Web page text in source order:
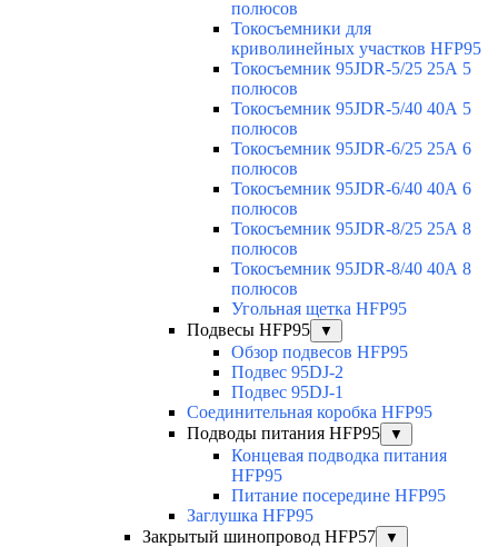
полюсов
Токосъемники для
криволинейных участков HFP95
Токосъемник 95JDR-5/25 25А 5
полюсов
Токосъемник 95JDR-5/40 40А 5
полюсов
Токосъемник 95JDR-6/25 25А 6
полюсов
Токосъемник 95JDR-6/40 40А 6
полюсов
Токосъемник 95JDR-8/25 25А 8
полюсов
Токосъемник 95JDR-8/40 40А 8
полюсов
Угольная щетка HFP95
Подвесы HFP95
▼
Обзор подвесов HFP95
Подвес 95DJ-2
Подвес 95DJ-1
Соединительная коробка HFP95
Подводы питания HFP95
▼
Концевая подводка питания
HFP95
Питание посередине HFP95
Заглушка HFP95
Закрытый шинопровод HFP57
▼